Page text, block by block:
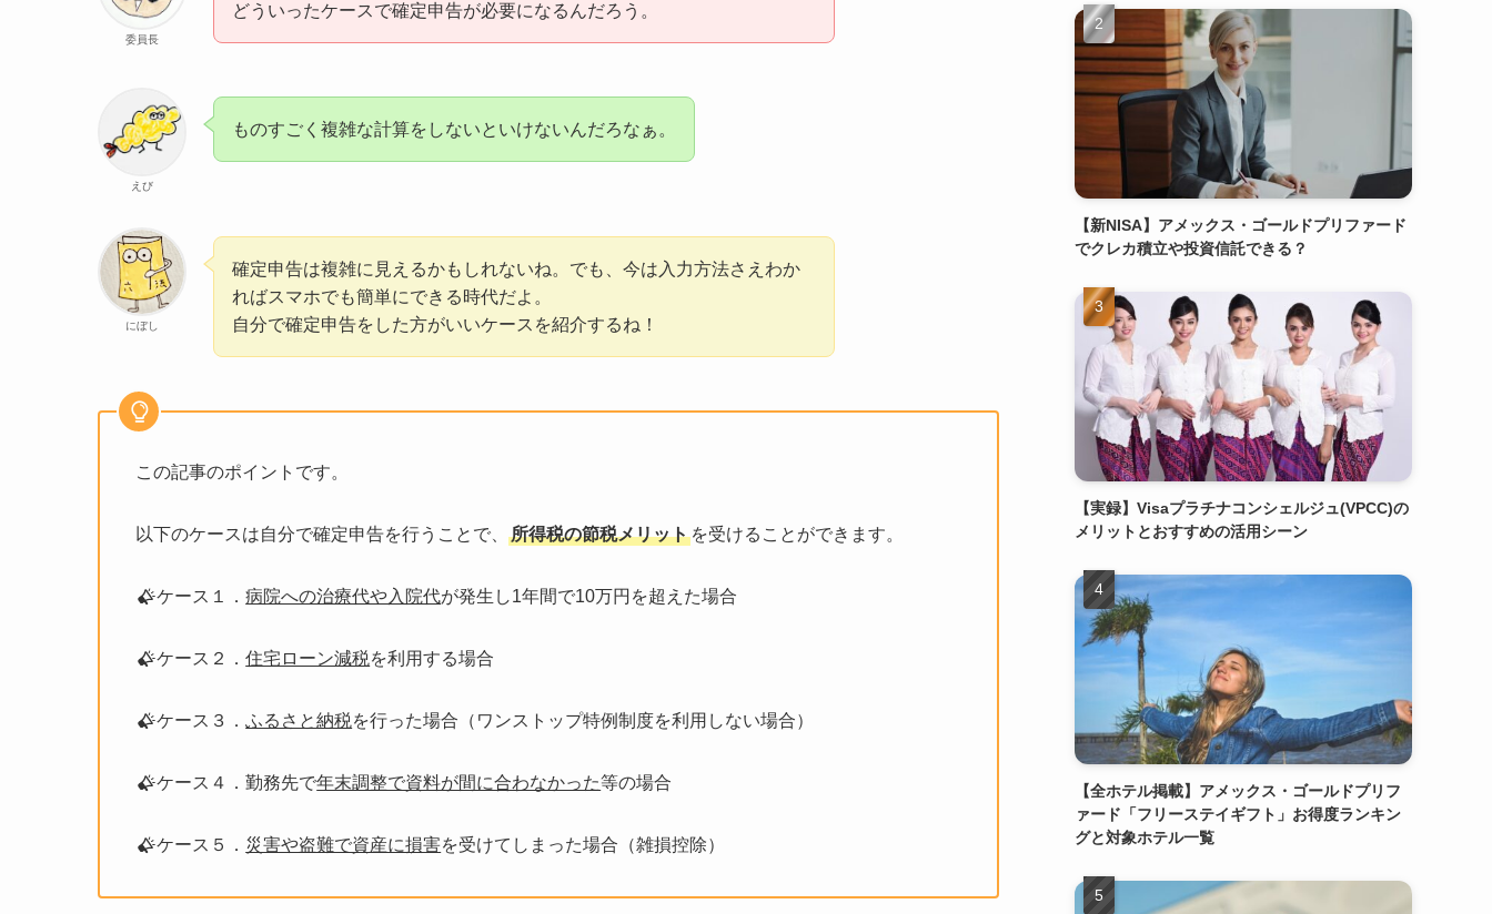
委員長
どういったケースで確定申告が必要になるんだろう。
えび
ものすごく複雑な計算をしないといけないんだろなぁ。
にぼし
確定申告は複雑に見えるかもしれないね。でも、今は入力方法さえわか
ればスマホでも簡単にできる時代だよ。
自分で確定申告をした方がいいケースを紹介するね！
この記事のポイントです。
以下のケースは自分で確定申告を行うことで、 所得税の節税メリット を受けることができます。
ケース１．病院への治療代や入院代が発生し1年間で10万円を超えた場合
ケース２．住宅ローン減税を利用する場合
ケース３．ふるさと納税を行った場合（ワンストップ特例制度を利用しない場合）
ケース４．勤務先で年末調整で資料が間に合わなかった等の場合
ケース５． 災害や盗難で資産に損害を受けてしまった場合（雑損控除）
【新NISA】アメックス・ゴールドプリファード
でクレカ積立や投資信託できる？
【実録】Visaプラチナコンシェルジュ(VPCC)の
メリットとおすすめの活用シーン
【全ホテル掲載】アメックス・ゴールドプリフ
ァード「フリーステイギフト」お得度ランキン
グと対象ホテル一覧